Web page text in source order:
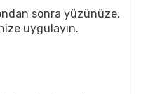
sonra yüzünüze,
uygulayın.